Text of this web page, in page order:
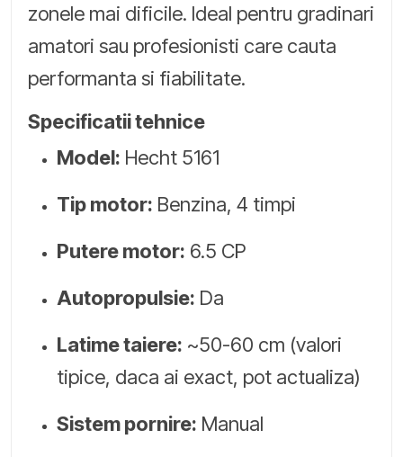
zonele mai dificile. Ideal pentru gradinari
amatori sau profesionisti care cauta
performanta si fiabilitate.
Specificatii tehnice
Model: Hecht 5161
Tip motor: Benzina, 4 timpi
Putere motor: 6.5 CP
Autopropulsie: Da
Latime taiere: ~50-60 cm (valori
tipice, daca ai exact, pot actualiza)
Sistem pornire: Manual